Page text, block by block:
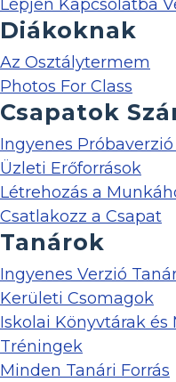
Lépjen Kapcsolatba
Diákoknak
Az Osztálytermem
Photos For Class
Csapatok
Ingyenes
Üzleti Erőforrások
Létrehozás a
Csatlakozz a Csapat
Tanárok
Ingyenes Verzió
Kerületi Csomagok
Iskolai Könyvtárak
Tréningek
Minden Tanári Forrás